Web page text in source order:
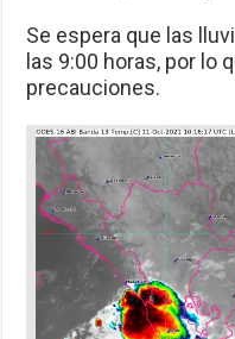
Se espera que las
las 9:00 horas, por lo
precauciones.